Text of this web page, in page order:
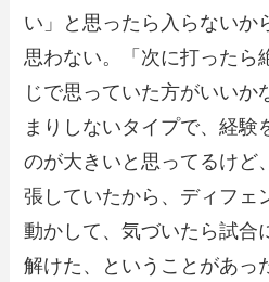
い」と思ったら入らないか
思わない。「次に打ったら
じで思っていた方がいいか
まりしないタイプで、経験
のが大きいと思ってるけど
張していたから、ディフェ
動かして、気づいたら試合
解けた、ということがあっ